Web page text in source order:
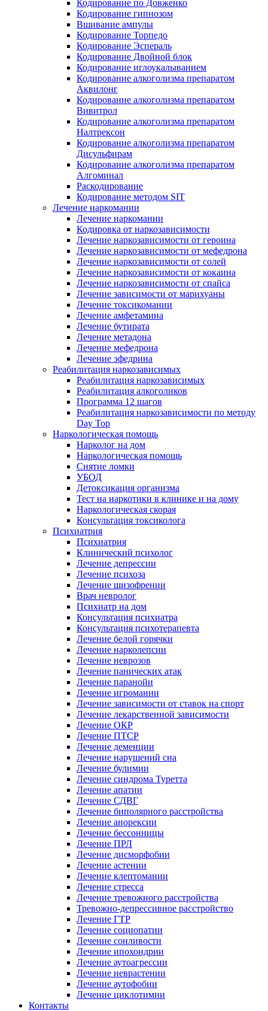
Кодирование по Довженко
Кодирование гипнозом
Вшивание ампулы
Кодирование Торпедо
Кодирование Эспераль
Кодирование Двойной блок
Кодирование иглоукалыванием
Кодирование алкоголизма препаратом
Аквилонг
Кодирование алкоголизма препаратом
Вивитрол
Кодирование алкоголизма препаратом
Налтрексон
Кодирование алкоголизма препаратом
Дисульфирам
Кодирование алкоголизма препаратом
Алгоминал
Раскодирование
Кодирование методом SIT
Лечение наркомании
Лечение наркомании
Кодировка от наркозависимости
Лечение наркозависимости от героина
Лечение наркозависимости от мефедрона
Лечение наркозависимости от солей
Лечение наркозависимости от кокаина
Лечение наркозависимости от спайса
Лечение зависимости от марихуаны
Лечение токсикомании
Лечение амфетамина
Лечение бутирата
Лечение метадона
Лечение мефедрона
Лечение эфедрина
Реабилитация наркозависимых
Реабилитация наркозависимых
Реабилитация алкоголиков
Программа 12 шагов
Реабилитация наркозависимости по методу
Day Top
Наркологическая помощь
Нарколог на дом
Наркологическая помощь
Снятие ломки
УБОД
Детоксикация организма
Тест на наркотики в клинике и на дому
Наркологическая скорая
Консультация токсиколога
Психиатрия
Психиатрия
Клинический психолог
Лечение депрессии
Лечение психоза
Лечение шизофрении
Врач невролог
Психиатр на дом
Консультация психиатра
Консультация психотерапевта
Лечение белой горячки
Лечение нарколепсии
Лечение неврозов
Лечение панических атак
Лечение паранойи
Лечение игромании
Лечение зависимости от ставок на спорт
Лечение лекарственной зависимости
Лечение ОКР
Лечение ПТСР
Лечение деменции
Лечение нарушений сна
Лечение булимии
Лечение синдрома Туретта
Лечение апатии
Лечение СДВГ
Лечение биполярного расстройства
Лечение анорексии
Лечение бессонницы
Лечение ПРЛ
Лечение дисморфобии
Лечение астении
Лечение клептомании
Лечение стресса
Лечение тревожного расстройства
Тревожно-депрессивное расстройство
Лечение ГТР
Лечение социопатии
Лечение сонливости
Лечение ипохондрии
Лечение аутоагрессии
Лечение неврастении
Лечение аутофобии
Лечение циклотимии
Контакты